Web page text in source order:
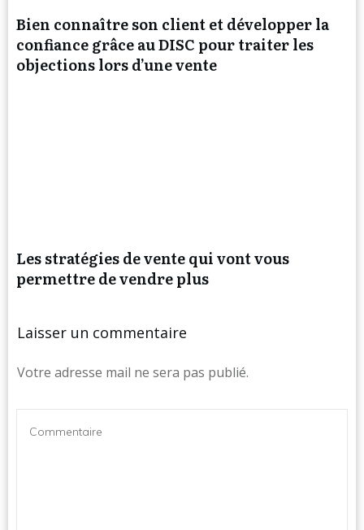
Bien connaître son client et développer la
confiance grâce au DISC pour traiter les
objections lors d’une vente
Les stratégies de vente qui vont vous
permettre de vendre plus
Laisser un commentaire
Votre adresse mail ne sera pas publié.